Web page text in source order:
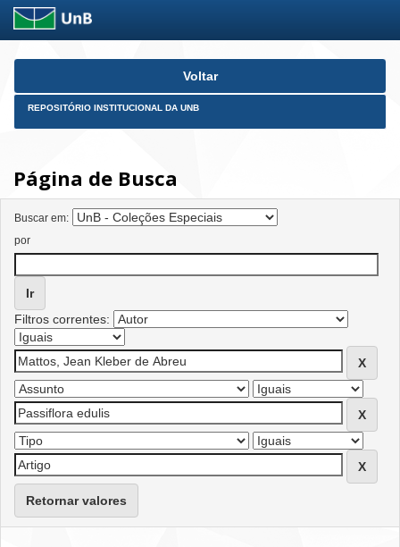
Skip
Voltar
REPOSITÓRIO INSTITUCIONAL DA UNB
Página de Busca
Buscar em:
por
Filtros correntes:
Retornar valores